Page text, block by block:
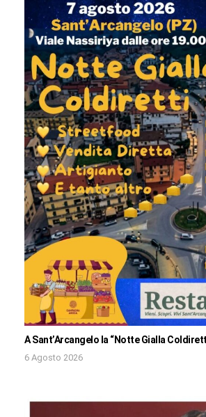
A Sant’Arcangelo la “Notte Gialla
6 Agosto 2026